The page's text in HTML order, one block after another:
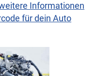
Informationen
für dein Auto